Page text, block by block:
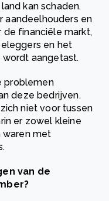
kan schaden.
aandeelhouders en
financiële markt,
en het
aangetast.
problemen
deze bedrijven.
niet voor tussen
er zowel kleine
met
van de